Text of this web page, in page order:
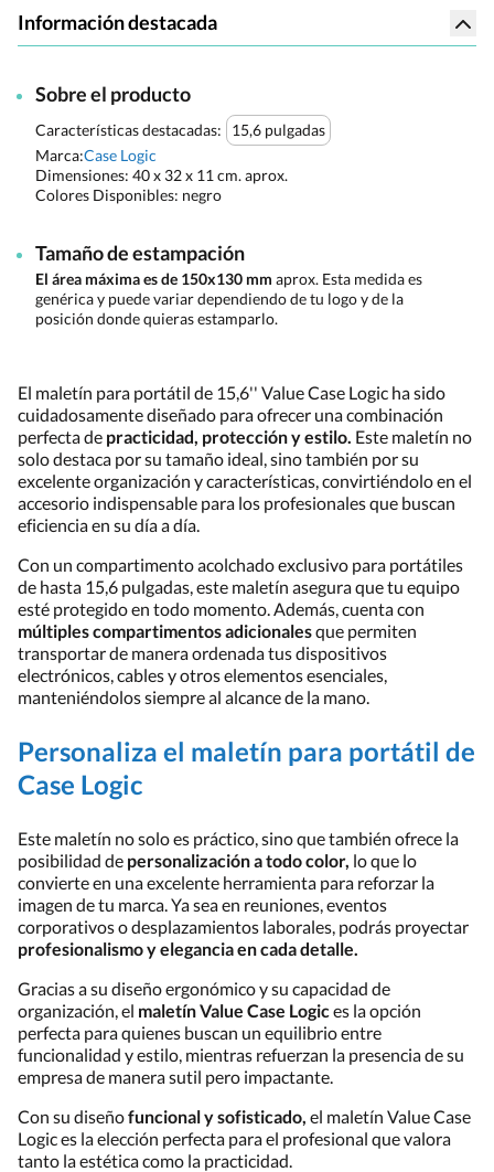
Información destacada
Sobre el producto
Características destacadas:
15,6 pulgadas
Marca:Case Logic
Dimensiones: 40 x 32 x 11 cm. aprox.
Colores Disponibles: negro
Tamaño de estampación
El área máxima es de 150x130 mm aprox. Esta medida es
genérica y puede variar dependiendo de tu logo y de la
posición donde quieras estamparlo.
El maletín para portátil de 15,6'' Value Case Logic ha sido
cuidadosamente diseñado para ofrecer una combinación
perfecta de practicidad, protección y estilo. Este maletín no
solo destaca por su tamaño ideal, sino también por su
excelente organización y características, convirtiéndolo en el
accesorio indispensable para los profesionales que buscan
eficiencia en su día a día.
Con un compartimento acolchado exclusivo para portátiles
de hasta 15,6 pulgadas, este maletín asegura que tu equipo
esté protegido en todo momento. Además, cuenta con
múltiples compartimentos adicionalesque permiten
transportar de manera ordenada tus dispositivos
electrónicos, cables y otros elementos esenciales,
manteniéndolos siempre al alcance de la mano.
Personaliza el maletín para portátil de
Case Logic
Este maletín no solo es práctico, sino que también ofrece la
posibilidad de personalización a todo color, lo que lo
convierte en una excelente herramienta para reforzar la
imagen de tu marca. Ya sea en reuniones, eventos
corporativos o desplazamientos laborales, podrás proyectar
profesionalismo y elegancia en cada detalle.
Gracias a su diseño ergonómico y su capacidad de
organización, el maletín Value Case Logices la opción
perfecta para quienes buscan un equilibrio entre
funcionalidad y estilo, mientras refuerzan la presencia de su
empresa de manera sutil pero impactante.
Con su diseñofuncional y sofisticado, el maletín Value Case
Logic es la elección perfecta para el profesional que valora
tanto la estética como la practicidad.